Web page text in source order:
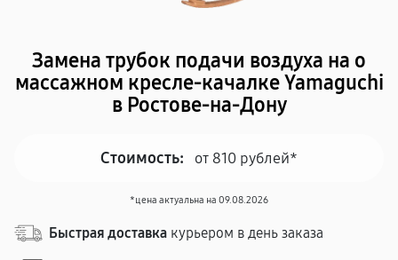
Замена трубок подачи воздуха на о
массажном кресле-качалке Yamaguchi
в Ростове-на-Дону
Стоимость: от 810 рублей*
*цена актуальна на 09.08.2026
Быстрая доставка курьером в день заказа